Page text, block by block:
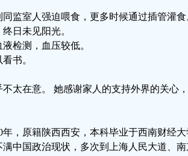
监室人强迫喂食，更多时候通过插管灌
日未见阳光。
检测，血压较低。
书。
太在意。 她感谢家人的支持外界的关心
年，原籍陕西西安，本科毕业于西南财经
中国政治现状，多次到上海人民大道、